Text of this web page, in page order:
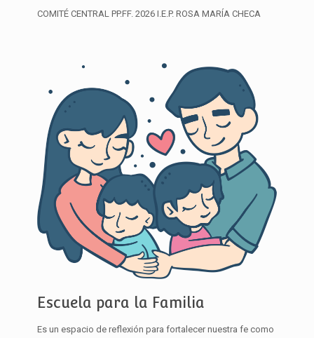
COMITÉ CENTRAL PP.FF. 2026 I.E.P. ROSA MARÍA CHECA
Escuela para la Familia
Es un espacio de reflexión para fortalecer nuestra fe como